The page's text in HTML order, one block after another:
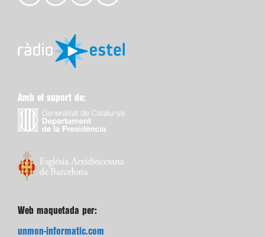
Amb el suport de:
Web maquetada per:
unmon-informatic.com